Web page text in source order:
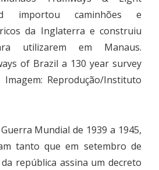
importou caminhões e
da Inglaterra e construiu
utilizarem em Manaus.
of Brazil a 130 year survey
Reprodução/Instituto
Mundial de 1939 a 1945,
tanto que em setembro de
república assina um decreto